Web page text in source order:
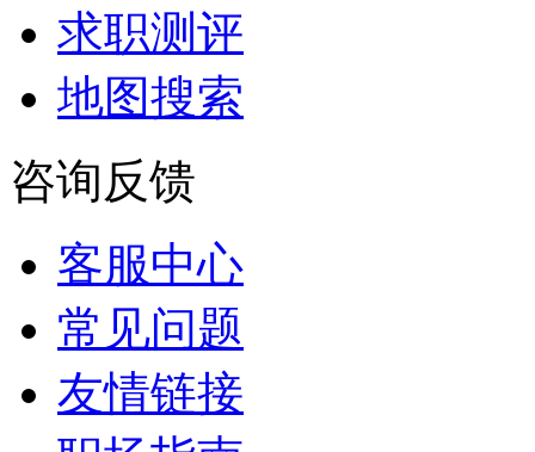
求职测评
地图搜索
咨询反馈
客服中心
常见问题
友情链接